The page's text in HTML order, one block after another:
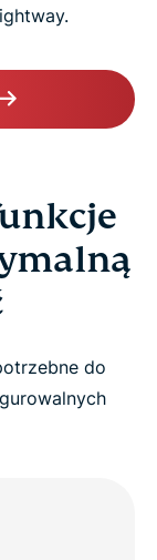
do